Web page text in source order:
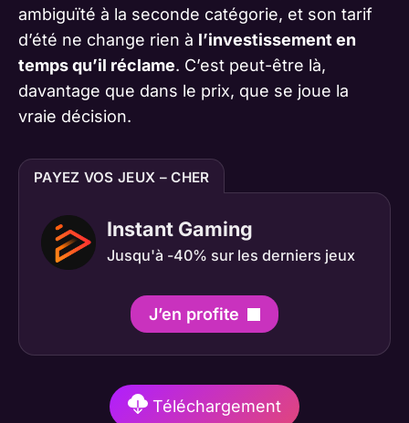
ambiguïté à la seconde catégorie, et son tarif
d’été ne change rien à l’investissement en
temps qu’il réclame. C’est peut-être là,
davantage que dans le prix, que se joue la
vraie décision.
PAYEZ VOS JEUX – CHER
Instant Gaming
Jusqu'à -40% sur les derniers jeux
J’en profite
Téléchargement